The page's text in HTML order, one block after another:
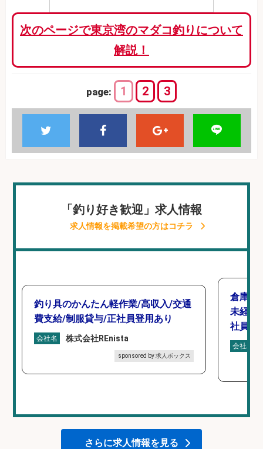
次のページで東京湾のマダコ釣りについて
解説！
page: 1 2 3
「釣り好き歓迎」求人情報
求人情報を掲載希望の方はコチラ
釣り具のかんたん軽作業/高収入/交通
費支給/制服貸与/正社員登用あり
会社名 株式会社REnista
sponsored by 求人ボックス
倉庫で
未経験
社員登
会社名
さらに求人情報を見る